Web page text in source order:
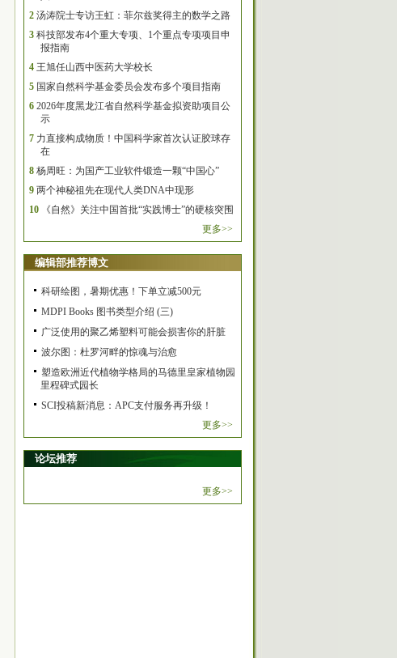
2 汤涛院士专访王虹：菲尔兹奖得主的数学之路
3 科技部发布4个重大专项、1个重点专项项目申
报指南
4 王旭任山西中医药大学校长
5 国家自然科学基金委员会发布多个项目指南
6 2026年度黑龙江省自然科学基金拟资助项目公
示
7 力直接构成物质！中国科学家首次认证胶球存
在
8 杨周旺：为国产工业软件锻造一颗“中国心”
9 两个神秘祖先在现代人类DNA中现形
10
《自然》关注中国首批“实践博士”的硬核突围
更多>>
编辑部推荐博文
科研绘图，暑期优惠！下单立减500元
MDPI Books 图书类型介绍 (三)
广泛使用的聚乙烯塑料可能会损害你的肝脏
波尔图：杜罗河畔的惊魂与治愈
塑造欧洲近代植物学格局的马德里皇家植物园
里程碑式园长
SCI投稿新消息：APC支付服务再升级！
更多>>
论坛推荐
更多>>